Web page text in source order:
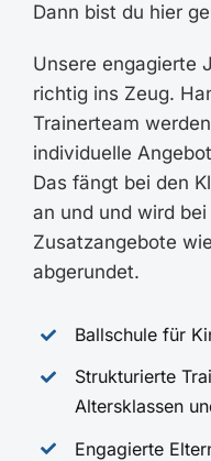
Dann bist du hier
Unsere engagierte
richtig ins Zeug.
Trainerteam
individuelle
Das fängt bei den
an und und wird
Zusatzangebote
abgerundet.
Ballschule für
Strukturierte
Altersklassen
Engagierte